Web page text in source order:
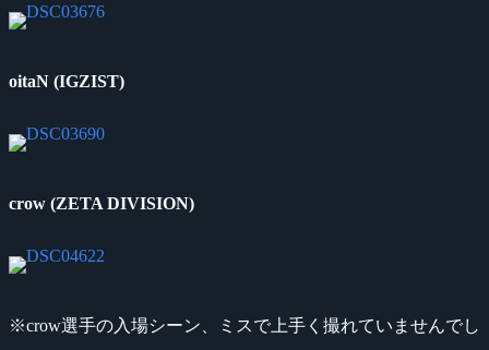
oitaN (IGZIST)
crow (ZETA DIVISION)
※crow選手の入場シーン、ミスで上手く撮れていませんでし